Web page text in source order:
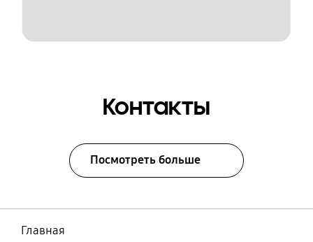
Контакты
Посмотреть больше
Главная